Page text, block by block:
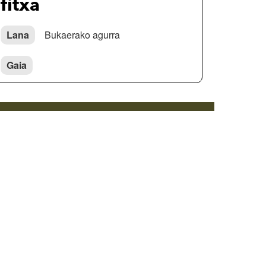
fitxa
Lana Bukaerako agurra
Gaia